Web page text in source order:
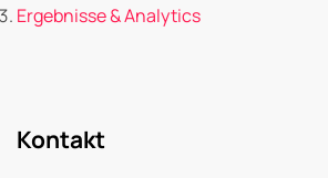
Ergebnisse & Analytics
Kontakt